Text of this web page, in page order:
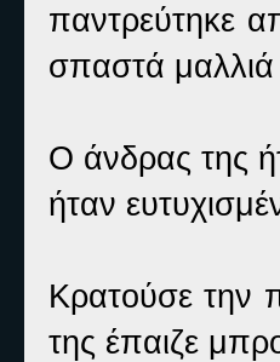
παντρεύτηκε
σπαστά
Ο άνδρας της
ήταν
Κρατούσε την
της έπαιζε